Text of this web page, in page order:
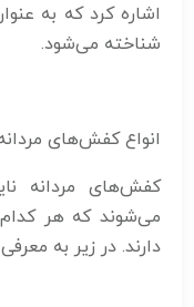
اشاره کرد که به
شناخته می‌شود.
انواع کفش‌های
کفش‌های مردانه
می‌شوند که هر
دارند. در زیر به